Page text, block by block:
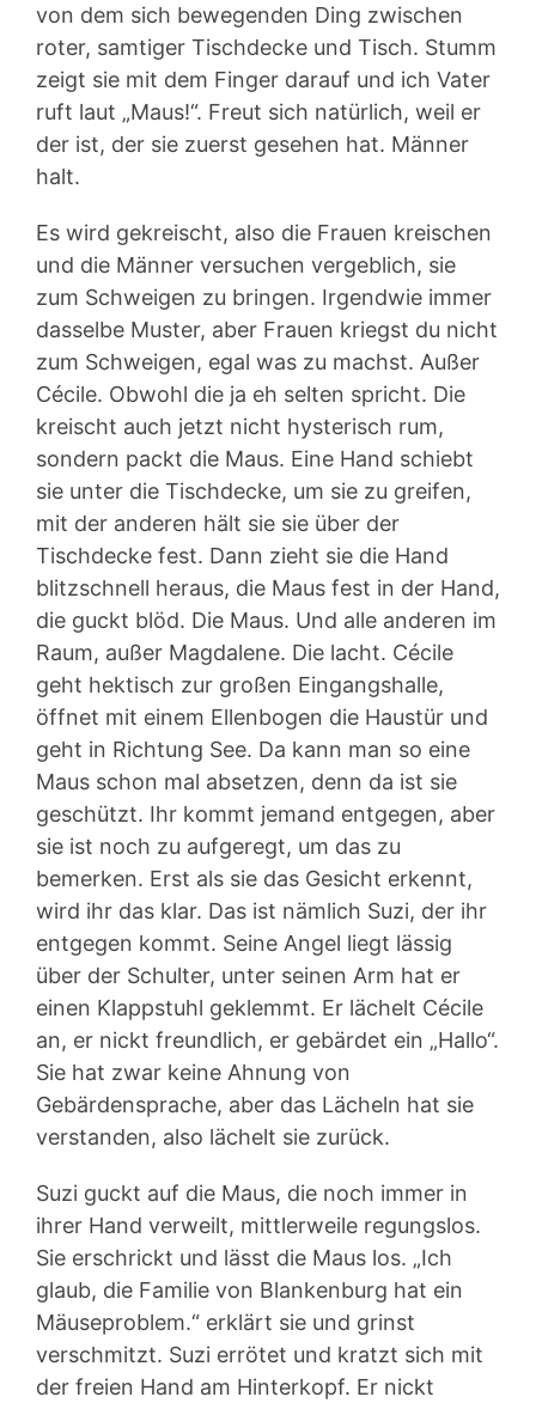
von dem sich bewegenden Ding zwischen
roter, samtiger Tischdecke und Tisch. Stumm
zeigt sie mit dem Finger darauf und ich Vater
ruft laut „Maus!“. Freut sich natürlich, weil er
der ist, der sie zuerst gesehen hat. Männer
halt.
Es wird gekreischt, also die Frauen kreischen
und die Männer versuchen vergeblich, sie
zum Schweigen zu bringen. Irgendwie immer
dasselbe Muster, aber Frauen kriegst du nicht
zum Schweigen, egal was zu machst. Außer
Cécile. Obwohl die ja eh selten spricht. Die
kreischt auch jetzt nicht hysterisch rum,
sondern packt die Maus. Eine Hand schiebt
sie unter die Tischdecke, um sie zu greifen,
mit der anderen hält sie sie über der
Tischdecke fest. Dann zieht sie die Hand
blitzschnell heraus, die Maus fest in der Hand,
die guckt blöd. Die Maus. Und alle anderen im
Raum, außer Magdalene. Die lacht. Cécile
geht hektisch zur großen Eingangshalle,
öffnet mit einem Ellenbogen die Haustür und
geht in Richtung See. Da kann man so eine
Maus schon mal absetzen, denn da ist sie
geschützt. Ihr kommt jemand entgegen, aber
sie ist noch zu aufgeregt, um das zu
bemerken. Erst als sie das Gesicht erkennt,
wird ihr das klar. Das ist nämlich Suzi, der ihr
entgegen kommt. Seine Angel liegt lässig
über der Schulter, unter seinen Arm hat er
einen Klappstuhl geklemmt. Er lächelt Cécile
an, er nickt freundlich, er gebärdet ein „Hallo“.
Sie hat zwar keine Ahnung von
Gebärdensprache, aber das Lächeln hat sie
verstanden, also lächelt sie zurück.
Suzi guckt auf die Maus, die noch immer in
ihrer Hand verweilt, mittlerweile regungslos.
Sie erschrickt und lässt die Maus los. „Ich
glaub, die Familie von Blankenburg hat ein
Mäuseproblem.“ erklärt sie und grinst
verschmitzt. Suzi errötet und kratzt sich mit
der freien Hand am Hinterkopf. Er nickt